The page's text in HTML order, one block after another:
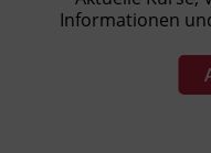
Informationen